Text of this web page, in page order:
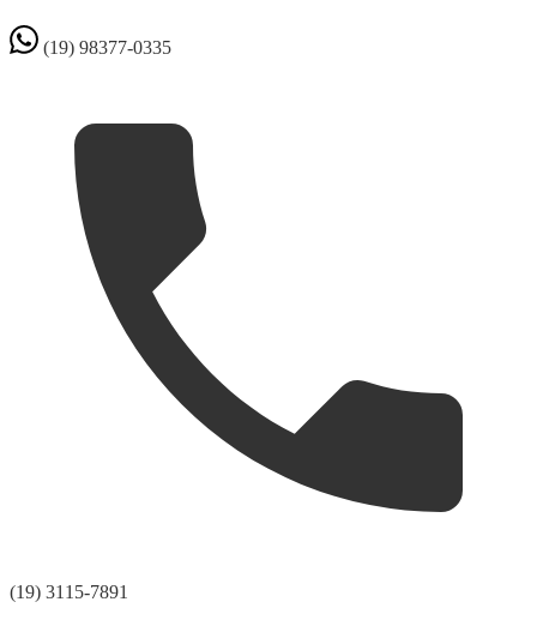
(19) 98377-0335
(19) 3115-7891